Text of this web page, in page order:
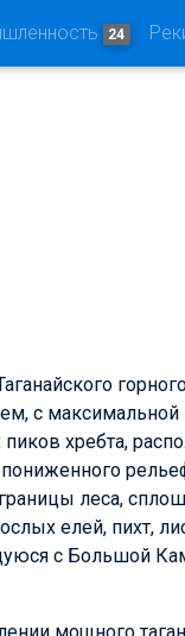
24
с максимальной
хребта,
леса,
елей, пихт,
с Большой
мощного